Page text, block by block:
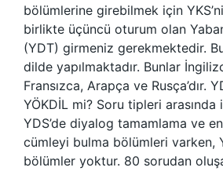
bölümlerine girebilmek için
birlikte üçüncü oturum olan
(YDT) girmeniz gerekmektedir.
dilde yapılmaktadır. Bunlar
Fransızca, Arapça ve Rusça’dır.
YÖKDİL mi? Soru tipleri arasında
YDS’de diyalog tamamlama ve en
cümleyi bulma bölümleri varken,
bölümler yoktur. 80 sorudan